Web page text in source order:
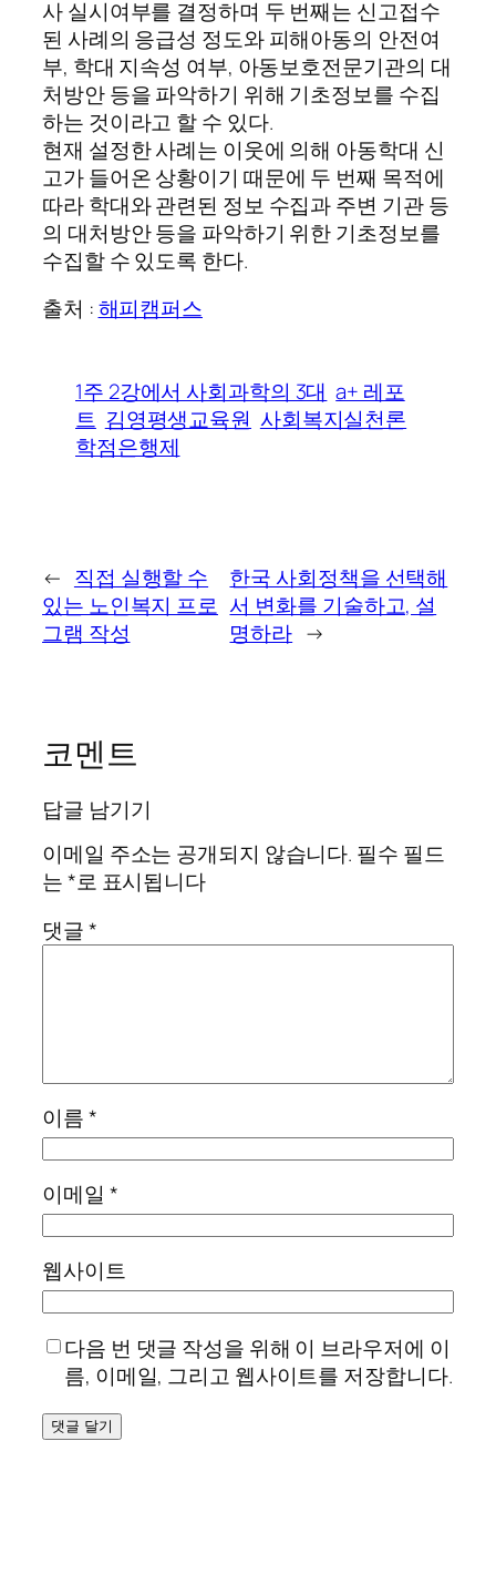
사 실시여부를 결정하며 두 번째는 신고접수
된 사례의 응급성 정도와 피해아동의 안전여
부, 학대 지속성 여부, 아동보호전문기관의 대
처방안 등을 파악하기 위해 기초정보를 수집
하는 것이라고 할 수 있다.
현재 설정한 사례는 이웃에 의해 아동학대 신
고가 들어온 상황이기 때문에 두 번째 목적에
따라 학대와 관련된 정보 수집과 주변 기관 등
의 대처방안 등을 파악하기 위한 기초정보를
수집할 수 있도록 한다.
출처 :해피캠퍼스
1주 2강에서 사회과학의 3대 a+ 레포
트 김영평생교육원 사회복지실천론
학점은행제
← 직접 실행할 수
있는 노인복지 프로
그램 작성
한국 사회정책을 선택해
서 변화를 기술하고, 설
명하라 →
코멘트
답글 남기기
이메일 주소는 공개되지 않습니다. 필수 필드
는*로 표시됩니다
댓글*
이름*
이메일 *
웹사이트
다음 번 댓글 작성을 위해 이 브라우저에 이
름, 이메일, 그리고 웹사이트를 저장합니다.